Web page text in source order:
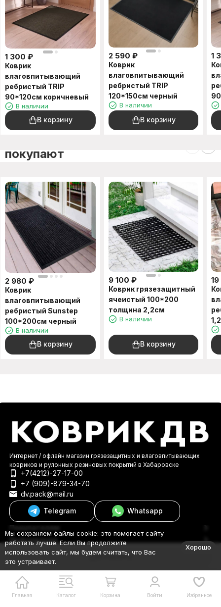
В корзину
1 300 ₽
Коврик
влаговпитывающий
ребристый TRIP
90*120см коричневый
В наличии
В корзину
2 590 ₽
Коврик
влаговпитывающий
ребристый TRIP
120*150см черный
В наличии
В корзину
1
покупают
2 980 ₽
Коврик
влаговпитывающий
ребристый Sunstep
100*200см черный
В наличии
В корзину
9 100 ₽
Коврик грязезащитный
ячеистый 100*200
толщина 2,2см
В наличии
В корзину
Главная Каталог Корзина Войти Избранное
Интернет / офлайн магазин грязезащитных и влаговпитывающих
ковриков и рулонных резиновых покрытий в Хабаровске
+7(4212)-27-17-00
+7 (909)-879-34-70
dv.pack@mail.ru
Telegram
Whatsapp
Покупателям
Информация
© 2000-2026 КоврикДВ
Мы сохраняем файлы cookie: это помогает сайту
работать лучше. Если Вы продолжите
использовать сайт, мы будем считать, что Вас
это устраивает.
Хорошо